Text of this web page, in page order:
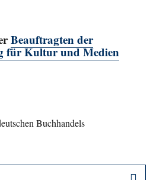
Beauftragten der
für Kultur und Medien